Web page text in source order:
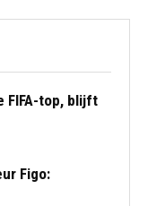
FIFA-top, blijft
Figo: